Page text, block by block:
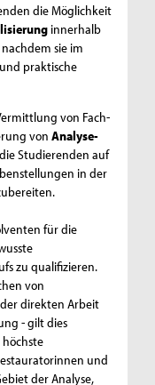
die Möglichkeit
innerhalb
sie im
praktische
von Fach-
vonAnalyse-
Studierenden auf
in der
für die
zu qualifizieren.
von
direkten Arbeit
- gilt dies
und
der Analyse,